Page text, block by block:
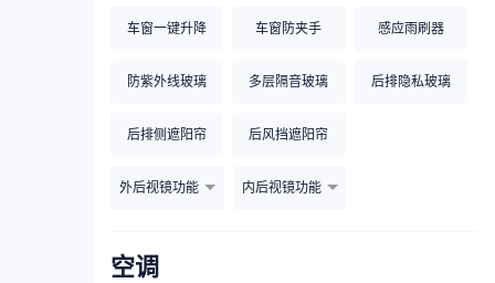
车窗一键升降 车窗防夹手 感应雨刷器
防紫外线玻璃 多层隔音玻璃 后排隐私玻璃
后排侧遮阳帘 后风挡遮阳帘
外后视镜功能 内后视镜功能
空调